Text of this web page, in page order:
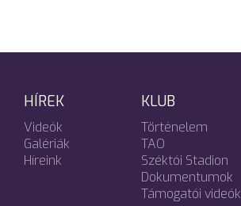
HÍREK
Videók
Galériák
Híreink
KLUB
Történelem
TAO
Széktói Stadion
Dokumentumok
Támogatói videók